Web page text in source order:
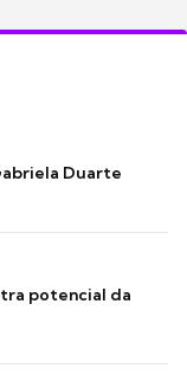
Duarte
potencial da